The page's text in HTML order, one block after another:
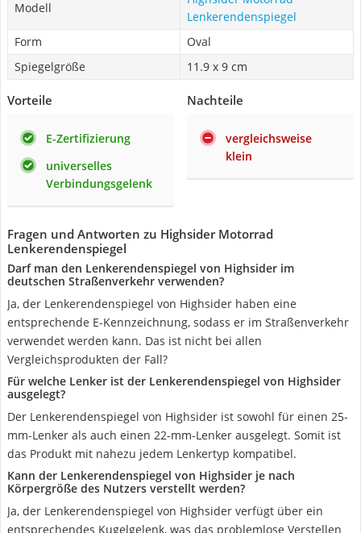
Modell
Lenkerendenspiegel
Form
Oval
Spiegelgröße
11.9 x 9 cm
Vorteile
E-Zertifizierung
universelles
Verbindungsgelenk
Nachteile
vergleichsweise
klein
Fragen und Antworten zu Highsider Motorrad
Lenkerendenspiegel
Darf man den Lenkerendenspiegel von Highsider im
deutschen Straßenverkehr verwenden?
Ja, der Lenkerendenspiegel von Highsider haben eine
entsprechende E-Kennzeichnung, sodass er im Straßenverkehr
verwendet werden kann. Das ist nicht bei allen
Vergleichsprodukten der Fall?
Für welche Lenker ist der Lenkerendenspiegel von Highsider
ausgelegt?
Der Lenkerendenspiegel von Highsider ist sowohl für einen 25-
mm-Lenker als auch einen 22-mm-Lenker ausgelegt. Somit ist
das Produkt mit nahezu jedem Lenkertyp kompatibel.
Kann der Lenkerendenspiegel von Highsider je nach
Körpergröße des Nutzers verstellt werden?
Ja, der Lenkerendenspiegel von Highsider verfügt über ein
entsprechendes Kugelgelenk, was das problemlose Verstellen